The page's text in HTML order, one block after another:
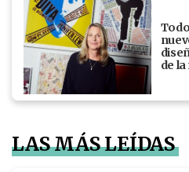
de
LAS MÁS LEÍDAS